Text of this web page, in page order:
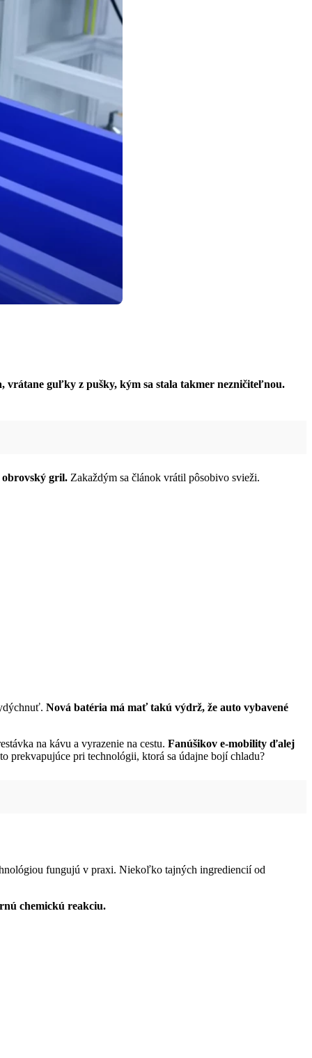
guľky z pušky, kým sa stala takmer nezničiteľnou.
obrovský gril. Zakaždým sa článok vrátil pôsobivo svieži.
Nová batéria má mať takú výdrž, že auto vybavené
na kávu a vyrazenie na cestu. Fanúšikov e-mobility ďalej
prekvapujúce pri technológii, ktorá sa údajne bojí chladu?
fungujú v praxi. Niekoľko tajných ingrediencií od
chemickú reakciu.